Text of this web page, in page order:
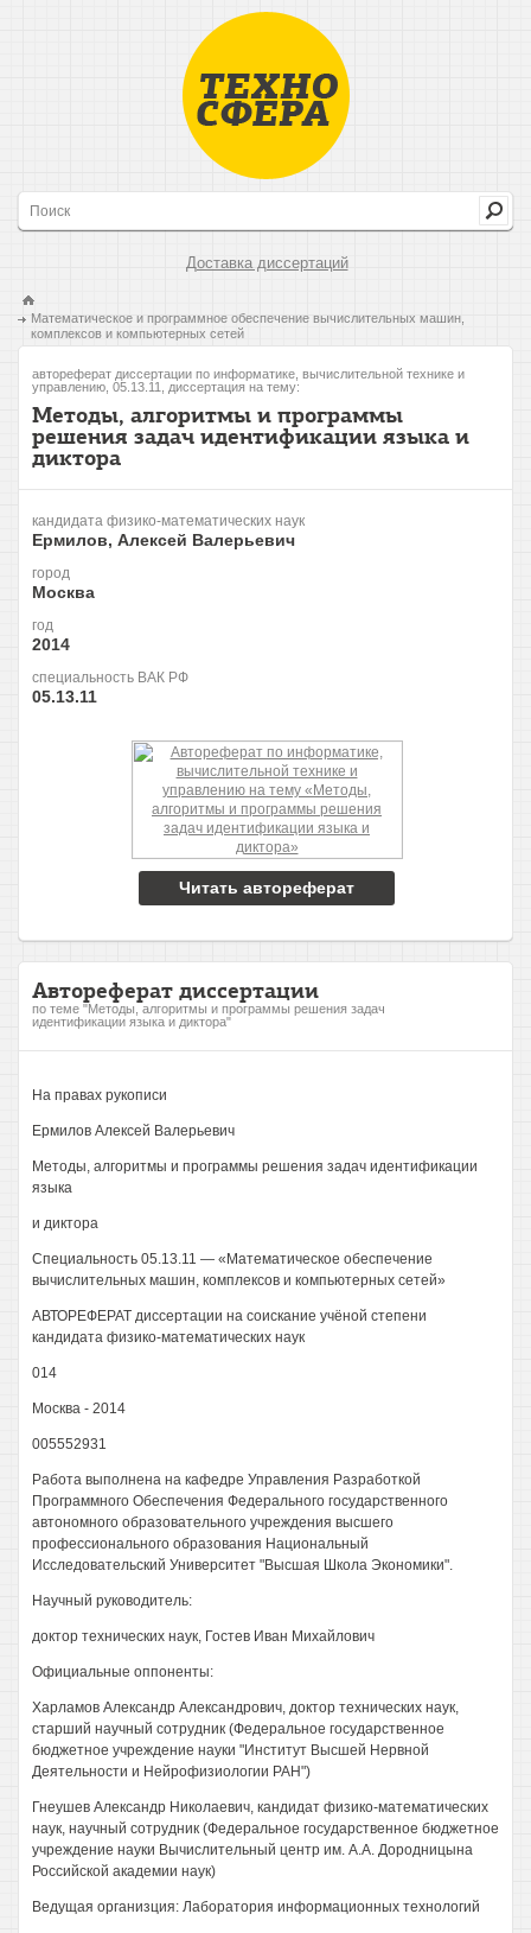
Доставка диссертаций
Математическое и программное обеспечение вычислительных машин,
комплексов и компьютерных сетей
автореферат диссертации по информатике, вычислительной технике и
управлению, 05.13.11, диссертация на тему:
Методы, алгоритмы и программы
решения задач идентификации языка и
диктора
кандидата физико-математических наук
Ермилов, Алексей Валерьевич
город
Москва
год
2014
специальность ВАК РФ
05.13.11
Читать автореферат
Автореферат диссертации
по теме "Методы, алгоритмы и программы решения задач
идентификации языка и диктора"
На правах рукописи
Ермилов Алексей Валерьевич
Методы, алгоритмы и программы решения задач идентификации
языка
и диктора
Специальность 05.13.11 — «Математическое обеспечение
вычислительных машин, комплексов и компьютерных сетей»
АВТОРЕФЕРАТ диссертации на соискание учёной степени
кандидата физико-математических наук
014
Москва - 2014
005552931
Работа выполнена на кафедре Управления Разработкой
Программного Обеспечения Федерального государственного
автономного образовательного учреждения высшего
профессионального образования Национальный
Исследовательский Университет "Высшая Школа Экономики".
Научный руководитель:
доктор технических наук, Гостев Иван Михайлович
Официальные оппоненты:
Харламов Александр Александрович, доктор технических наук,
старший научный сотрудник (Федеральное государственное
бюджетное учреждение науки "Институт Высшей Нервной
Деятельности и Нейрофизиологии РАН")
Гнеушев Александр Николаевич, кандидат физико-математических
наук, научный сотрудник (Федеральное государственное бюджетное
учреждение науки Вычислительный центр им. A.A. Дородницына
Российской академии наук)
Ведущая организция: Лаборатория информационных технологий